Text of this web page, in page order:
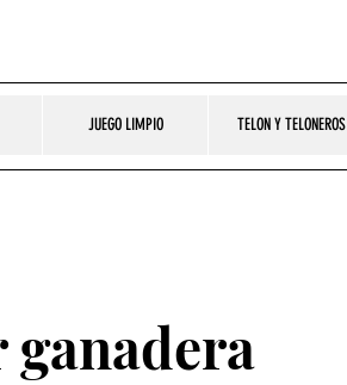
JUEGO LIMPIO TELON Y TELONEROS
ganadera